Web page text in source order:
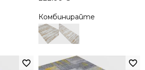
Комбинирайте